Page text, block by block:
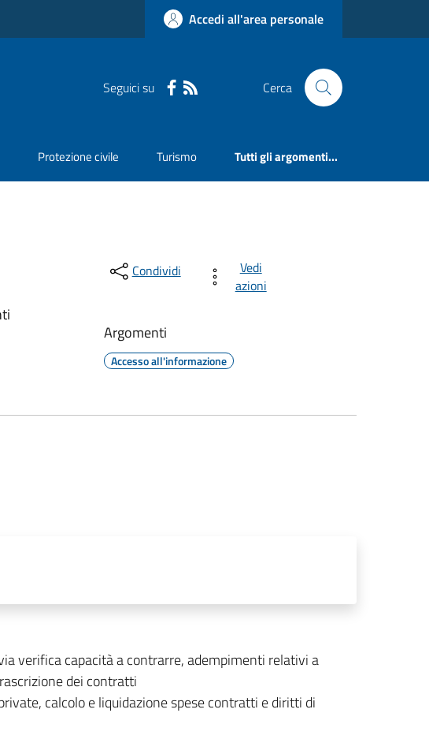
Accedi all'area personale
Seguici su Cerca
Protezione civile Turismo Tutti gli argomenti...
Condividi
Vedi
azioni
Argomenti
Accesso all'informazione
verifica capacità a contrarre, adempimenti relativi a
dei contratti
calcolo e liquidazione spese contratti e diritti di